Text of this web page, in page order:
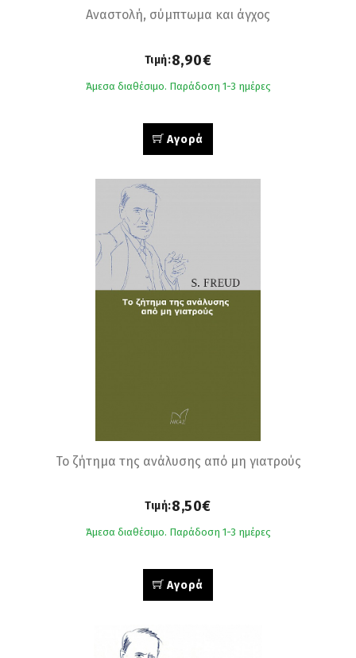
Αναστολή, σύμπτωμα και άγχος
Τιμή:8,90€
Άμεσα διαθέσιμο. Παράδοση 1-3 ημέρες
Αγορά
Το ζήτημα της ανάλυσης από μη γιατρούς
Τιμή:8,50€
Άμεσα διαθέσιμο. Παράδοση 1-3 ημέρες
Αγορά